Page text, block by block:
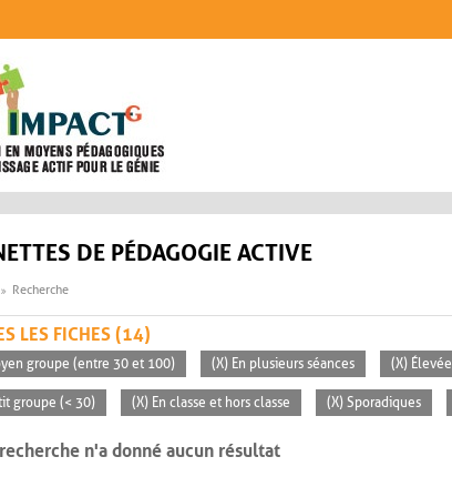
DE PÉDAGOGIE ACTIVE
Recherche
LES FICHES (14)
groupe (entre 30 et 100) (X) En plusieurs séances (X) Élevée
groupe (< 30) (X) En classe et hors classe (X) Sporadiques
n'a donné aucun résultat